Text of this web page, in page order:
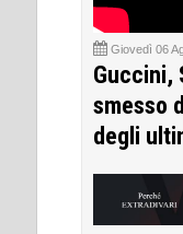
Giovedì 06
Guccini,
smesso
degli